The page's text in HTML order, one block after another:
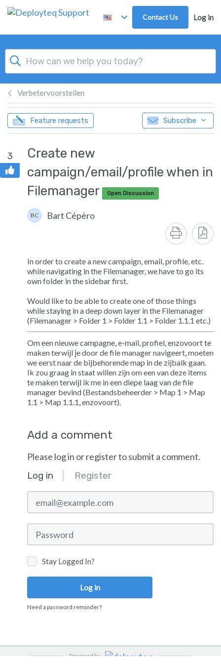
Skip to main content
Contact Us Log in
Verbetervoorstellen
Feature requests Subscribe
3
Create new
campaign/email/profile when in
Filemanager
Open Discussion
BC Bart Cépèro
In order to create a new campaign, email, profile, etc.
while navigating in the Filemanager, we have to go its
own folder in the sidebar first.
Would like to be able to create one of those things
while staying in a deep down layer in the Filemanager
(Filemanager > Folder 1 > Folder 1.1 > Folder 1.1.1 etc.)
Om een nieuwe campagne, e-mail, profiel, enzovoort te
maken terwijl je door de file manager navigeert, moeten
we eerst naar de bijbehorende map in de zijbalk gaan.
Ik zou graag in staat willen zijn om een van deze items
te maken terwijl ik me in een diepe laag van de file
manager bevind (Bestandsbeheerder > Map 1 > Map
1.1 > Map 1.1.1, enzovoort).
Add a comment
Please log in or register to submit a comment.
Log in Register
email@example.com
Password
Stay Logged In?
Log in
Need a password reminder?
Powered by